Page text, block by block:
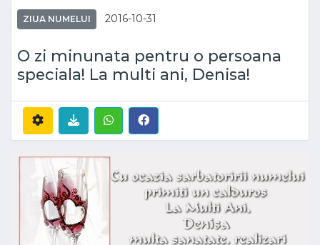
ZIUA NUMELUI 2016-10-31
O zi minunata pentru o persoana
speciala! La multi ani, Denisa!